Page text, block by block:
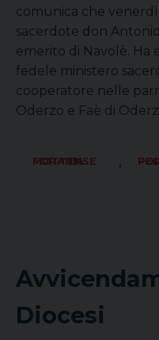
comunica che venerdì
sacerdote don
emerito di Navolè. Ha
fedele ministero
cooperatore nelle
Oderzo e Faè di
FORANIA MOTTENSE
,
Diocesi